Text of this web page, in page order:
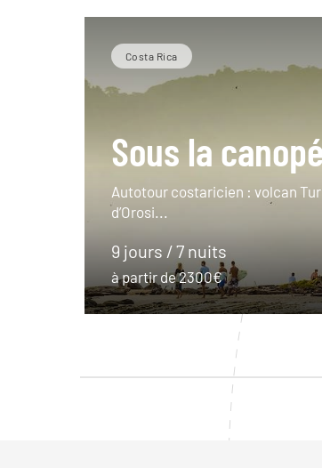
Costa Rica
Sous la
Autotour costaricien : volcan
d’Orosi...
9 jours / 7 nuits
à partir de 2300€